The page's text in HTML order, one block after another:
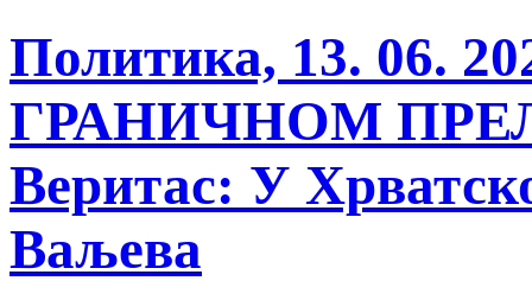
Политика, 13. 06.
ГРАНИЧНОМ
Веритас: У
Ваљева